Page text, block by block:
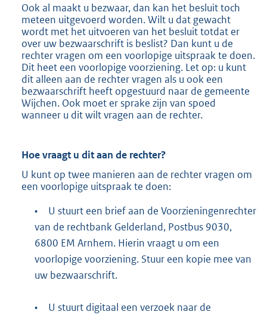
Ook al maakt u bezwaar, dan kan het besluit toch
meteen uitgevoerd worden. Wilt u dat gewacht
wordt met het uitvoeren van het besluit totdat er
over uw bezwaarschrift is beslist? Dan kunt u de
rechter vragen om een voorlopige uitspraak te doen.
Dit heet een voorlopige voorziening. Let op: u kunt
dit alleen aan de rechter vragen als u ook een
bezwaarschrift heeft opgestuurd naar de gemeente
Wijchen. Ook moet er sprake zijn van spoed
wanneer u dit wilt vragen aan de rechter.
Hoe vraagt u dit aan de rechter?
U kunt op twee manieren aan de rechter vragen om
een voorlopige uitspraak te doen:
•
U stuurt een brief aan de Voorzieningenrechter
van de rechtbank Gelderland, Postbus 9030,
6800 EM Arnhem. Hierin vraagt u om een
voorlopige voorziening. Stuur een kopie mee van
uw bezwaarschrift.
•
U stuurt digitaal een verzoek naar de